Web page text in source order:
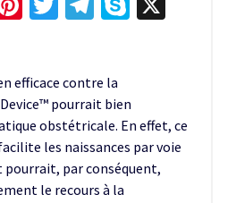
efficace contre la
Device™ pourrait bien
obstétricale. En effet, ce
les naissances par voie
pourrait, par conséquent,
le recours à la